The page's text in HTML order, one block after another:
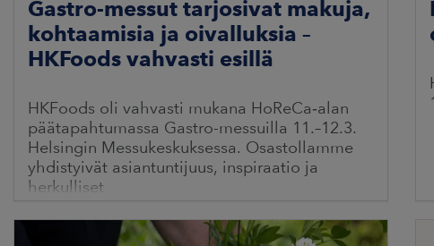
Gastro-messut tarjosivat makuja,
kohtaamisia ja oivalluksia –
HKFoods vahvasti esillä
HKFoods oli vahvasti mukana HoReCa‑alan
päätapahtumassa Gastro-messuilla 11.–12.3.
Helsingin Messukeskuksessa. Osastollamme
yhdistyivät asiantuntijuus, inspiraatio ja
herkulliset